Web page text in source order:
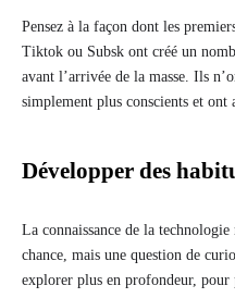
Pensez à la façon dont les
Tiktok ou Subsk ont créé un
avant l’arrivée de la masse. Ils
simplement plus conscients et ont
Développer des
La connaissance de la
chance, mais une question de
explorer plus en profondeur, pour